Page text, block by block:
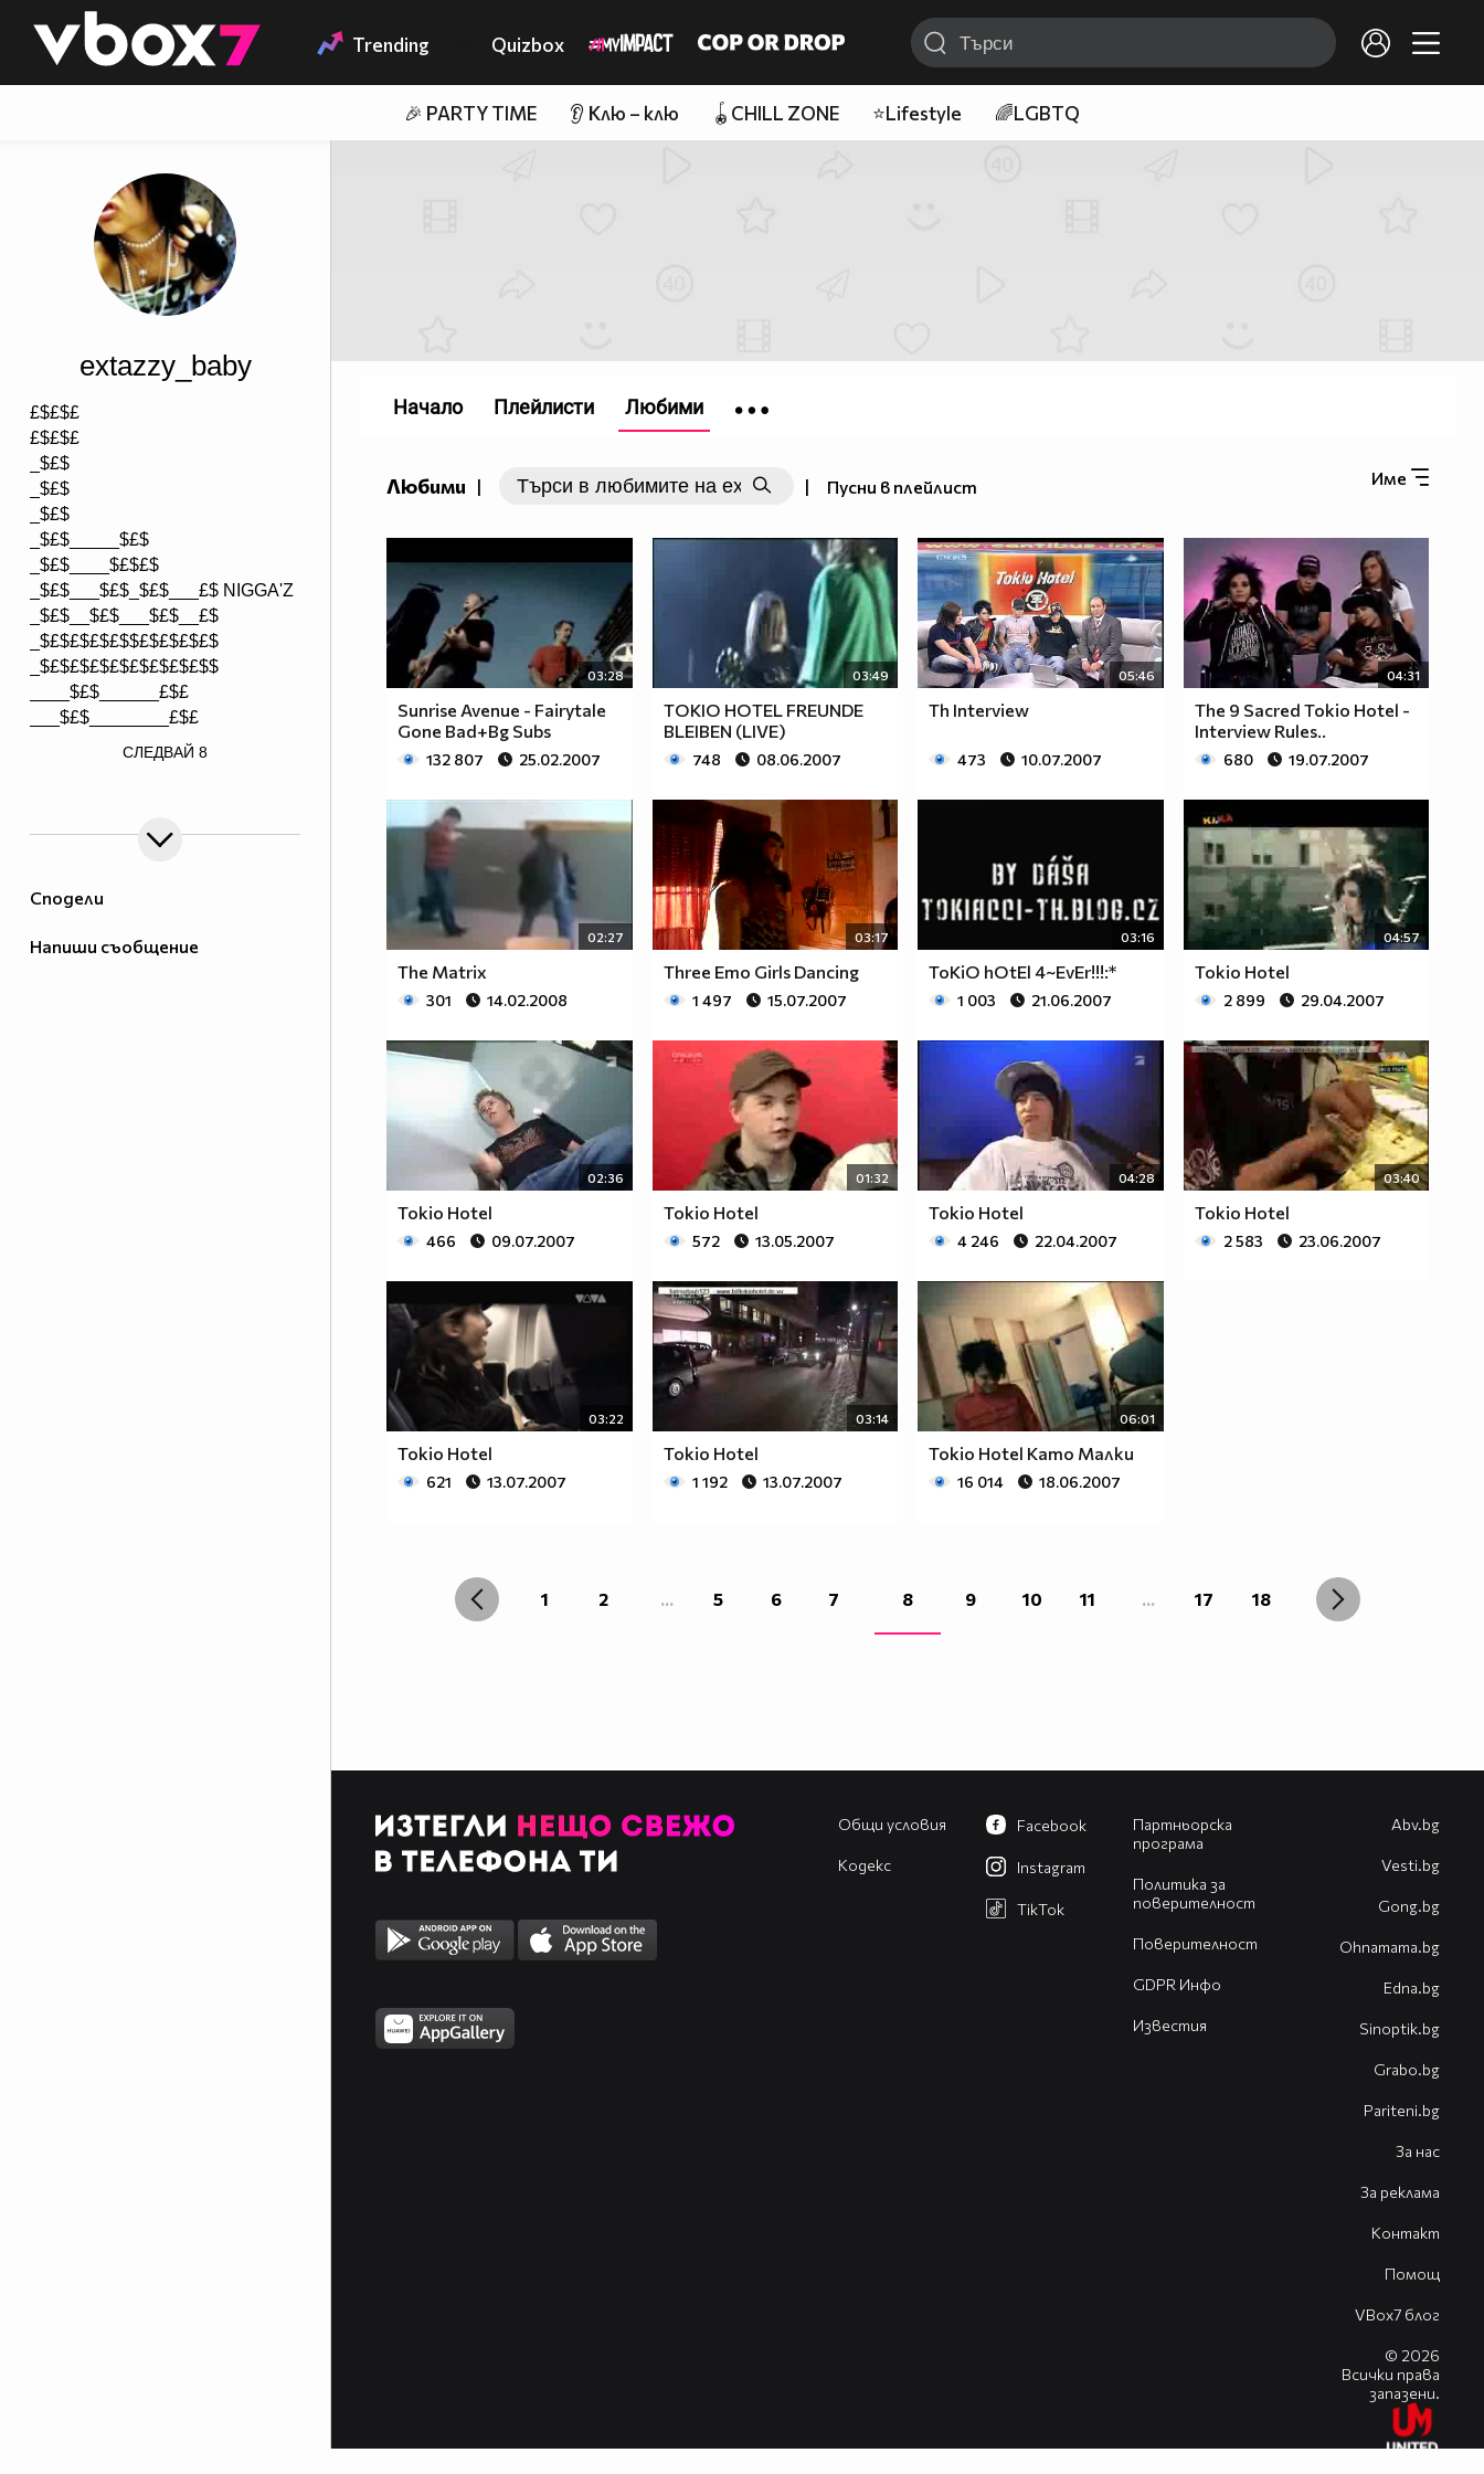
👾 Trending Quizbox
🎉 PARTY TIME 👂 Клю – клю 🪀CHILL ZONE ⭐Lifestyle 🌈LGBTQ
Сподели
Напиши съобщение
extazzy_baby
£$£$£
£$£$£
_$£$
_$£$
_$£$
_$£$_____$£$
_$£$____$£$£$
_$£$___$£$_$£$___£$ NIGGA'Z
_$£$__$£$___$£$__£$
_$£$£$£$£$$£$£$£$£$
_$£$£$£$£$£$£$£$£$$
____$£$______£$£
___$£$________£$£
/> __$£$£________$£$£
СЛЕДВАЙ 8
Любими | | Пусни в плейлист Име
03:28
Sunrise Avenue - Fairytale
Gone Bad+Bg Subs
132 807 25.02.2007
03:49
TOKIO HOTEL FREUNDE
BLEIBEN (LIVE)
748 08.06.2007
05:46
Th Interview
473 10.07.2007
04:31
The 9 Sacred Tokio Hotel -
Interview Rules..
680 19.07.2007
02:27
The Matrix
301 14.02.2008
03:17
Three Emo Girls Dancing
1 497 15.07.2007
03:16
ToKiO hOtEl 4~EvEr!!!:*
1 003 21.06.2007
04:57
Tokio Hotel
2 899 29.04.2007
02:36
Tokio Hotel
466 09.07.2007
01:32
Tokio Hotel
572 13.05.2007
04:28
Tokio Hotel
4 246 22.04.2007
03:40
Tokio Hotel
2 583 23.06.2007
03:22
Tokio Hotel
621 13.07.2007
03:14
Tokio Hotel
1 192 13.07.2007
06:01
Tokio Hotel Като Малки
16 014 18.06.2007
1 2 ... 5 6 7 8 9 10 11 ... 17 18
Начало Плейлисти Любими
Общи условия
Кодекс
Партньорска
програма
Политика за
поверителност
Поверителност
GDPR Инфо
Известия
Facebook
Instagram
TikTok
Abv.bg
Vesti.bg
Gong.bg
Оhnamama.bg
Edna.bg
Sinoptik.bg
Grabo.bg
Pariteni.bg
За нас
За реклама
Контакт
Помощ
VBox7 блог
© 2026
Всички права
запазени.